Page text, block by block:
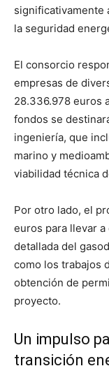
significativamente
la seguridad
El consorcio
empresas de
28.336.978 euros
fondos se
ingeniería, que
marino y
viabilidad técnica
Por otro lado, el
euros para llevar
detallada del
como los trabajos
obtención de
proyecto.
Un impulso
transición